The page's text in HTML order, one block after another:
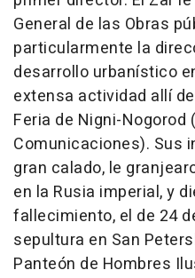
General de las Obras
particularmente la
desarrollo urbanístico
extensa actividad allí
Feria de Nigni-Nogorod
Comunicaciones). Sus
gran calado, le
en la Rusia imperial, y
fallecimiento, el de 24
sepultura en San
Panteón de Hombres